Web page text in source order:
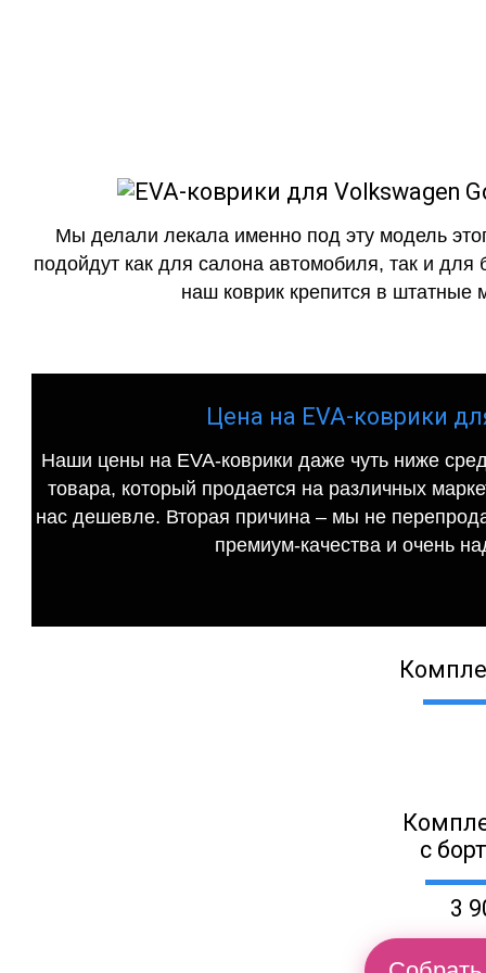
Мы делали лекала именно под эту модель
подойдут как для салона автомобиля, так и для
наш коврик крепится в штатные
Цена на EVA-коврики
Наши цены на EVA-коврики даже чуть ниже
товара, который продается на различных
нас дешевле. Вторая причина – мы не
премиум-качества и очень
с
3